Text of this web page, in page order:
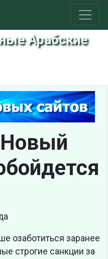
Арабские
Новый
озаботиться заранее
строгие санкции за